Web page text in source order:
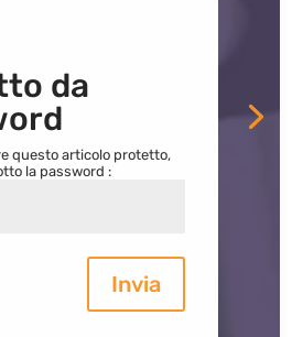
da
questo articolo protetto,
la password :
Invia